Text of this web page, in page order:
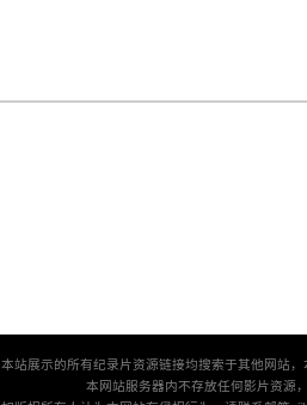
本站展示的所有纪录片资源链接均搜索于其他网站
本网站服务器内不存放任何影片资源